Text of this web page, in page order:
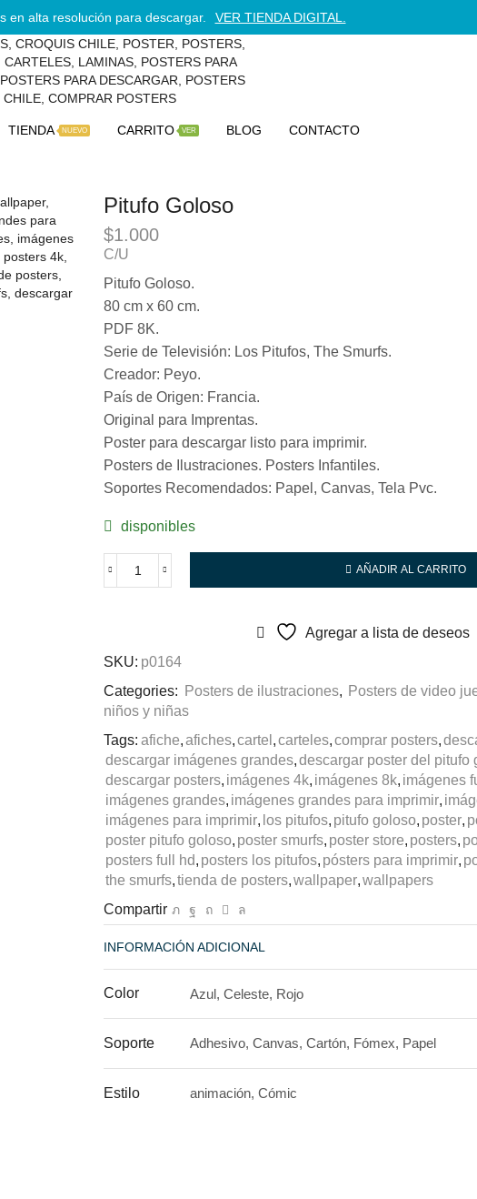
en alta resolución para descargar. VER TIENDA DIGITAL.
TIENDA NUEVO CARRITO VER BLOG CONTACTO
Pitufo Goloso
$1.000
C/U
Pitufo Goloso.
80 cm x 60 cm.
PDF 8K.
Serie de Televisión: Los Pitufos, The Smurfs.
Creador: Peyo.
País de Origen: Francia.
Original para Imprentas.
Poster para descargar listo para imprimir.
Posters de Ilustraciones. Posters Infantiles.
Soportes Recomendados: Papel, Canvas, Tela Pvc.
disponibles
Pitufo
AÑADIR AL CARRITO
Agregar a lista de deseos
SKU: p0164
Categories:
Posters de ilustraciones, Posters de video
niños y niñas
Tags: afiche,afiches,cartel ,carteles,comprar posters,
descargar imágenes grandes,descargar poster del pitufo
descargar posters, imágenes 4k, imágenes 8k, imágenes
imágenes grandes, imágenes grandes para imprimir,
imágenes para imprimir, los pitufos, pitufo goloso, poster,
poster pitufo goloso, poster smurfs, poster store, posters,
posters full hd, posters los pitufos, pósters para imprimir,
the smurfs,tienda de posters,wallpaper,wallpapers
Compartir
INFORMACIÓN ADICIONAL
Color Azul, Celeste, Rojo
Soporte Adhesivo, Canvas, Cartón, Fómex, Papel
Estilo animación, Cómic